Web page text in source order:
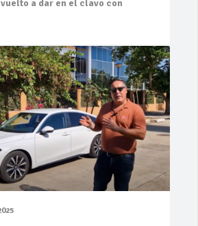
vuelto a dar en el clavo con